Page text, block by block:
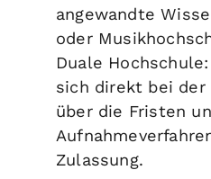
angewandte
oder
Duale
sich direkt bei
über die Fristen
Zulassung.